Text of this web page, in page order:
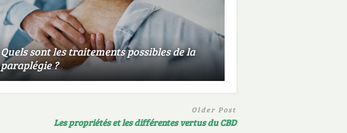
Quels sont les traitements possibles de la
paraplégie ?
Older Post
Les propriétés et les différentes vertus du CBD